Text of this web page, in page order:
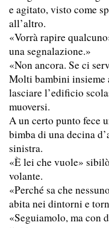
e agitato, visto come
all’altro.
«Vorrà rapire
una segnalazione.»
«Non ancora. Se ci
Molti bambini insieme
lasciare l’edificio
muoversi.
A un certo punto fece
bimba di una decina
sinistra.
«È lei che vuole»
volante.
«Perché sa che
abita nei dintorni e
«Seguiamolo, ma con